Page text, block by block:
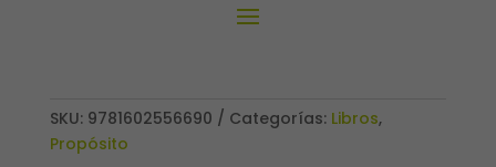
SKU: 9781602556690 Categorías: Libros,
Propósito